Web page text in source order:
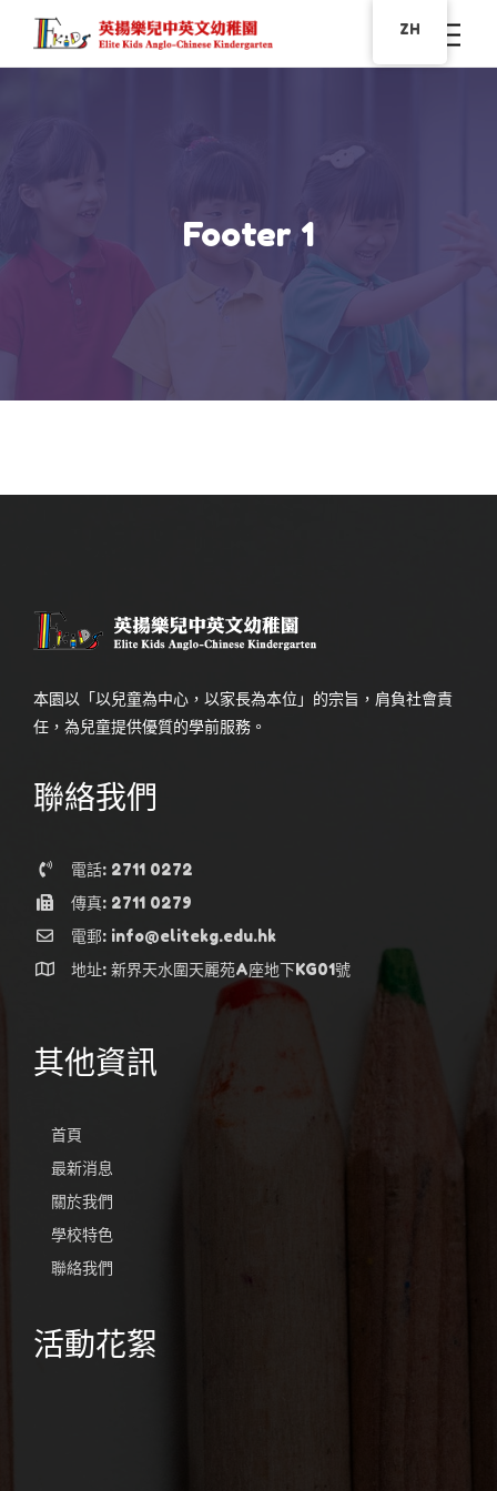
Footer 1
本園以「以兒童為中心，以家長為本位」的宗旨，肩負社會責
任，為兒童提供優質的學前服務。
聯絡我們
電話: 2711 0272
傳真: 2711 0279
電郵: info@elitekg.edu.hk
地址: 新界天水圍天麗苑A座地下KG01號
其他資訊
首頁
最新消息
關於我們
學校特色
聯絡我們
活動花絮
ZH